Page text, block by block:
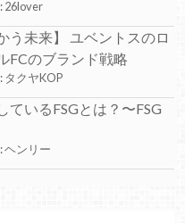
26lover
う未来】 ユベントスのロ
FCのブランド戦略
タクヤKOP
ているFSGとは？〜FSG
ヘンリー